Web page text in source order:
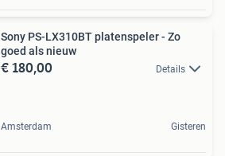
Sony PS-LX310BT platenspeler - Zo
goed als nieuw
€ 180,00 Details
Amsterdam Gisteren